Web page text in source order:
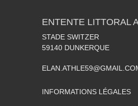
ENTENTE LITTORAL
STADE SWITZER
59140 DUNKERQUE
INFORMATIONS LÉGALES